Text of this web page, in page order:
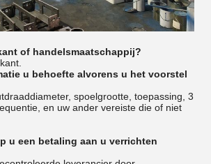
of handelsmaatschappij?
u behoefte alvorens u het voorstel
spoelgrootte, toepassing, 3
en uw ander vereiste die of niet
u een betaling aan u verrichten